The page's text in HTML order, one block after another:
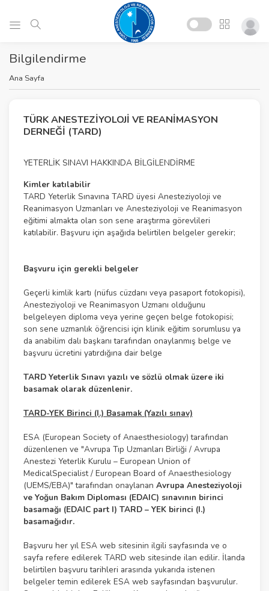
Bilgilendirme
Ana Sayfa
TÜRK ANESTEZİYOLOJİ VE REANİMASYON
DERNEĞİ (TARD)
YETERLİK SINAVI HAKKINDA BİLGİLENDİRME
Kimler katılabilir
TARD Yeterlik Sınavına TARD üyesi Anesteziyoloji ve
Reanimasyon Uzmanları ve Anesteziyoloji ve Reanimasyon
eğitimi almakta olan son sene araştırma görevlileri
katılabilir. Başvuru için aşağıda belirtilen belgeler gerekir;
Başvuru için gerekli belgeler
Geçerli kimlik kartı (nüfus cüzdanı veya pasaport fotokopisi),
Anesteziyoloji ve Reanimasyon Uzmanı olduğunu
belgeleyen diploma veya yerine geçen belge fotokopisi;
son sene uzmanlık öğrencisi için klinik eğitim sorumlusu ya
da anabilim dalı başkanı tarafından onaylanmış belge ve
başvuru ücretini yatırdığına dair belge
TARD Yeterlik Sınavı yazılı ve sözlü olmak üzere iki
basamak olarak düzenlenir.
TARD-YEK Birinci (I.) Basamak (Yazılı sınav)
ESA (European Society of Anaesthesiology) tarafından
düzenlenen ve "Avrupa Tıp Uzmanları Birliği / Avrupa
Anestezi Yeterlik Kurulu – European Union of
MedicalSpecialist / European Board of Anaesthesiology
(UEMS/EBA)" tarafından onaylanan Avrupa Anesteziyoloji
ve Yoğun Bakım Diploması (EDAIC) sınavının birinci
basamağı (EDAIC part I) TARD – YEK birinci (I.)
basamağıdır.
Başvuru her yıl ESA web sitesinin ilgili sayfasında ve o
sayfa refere edilerek TARD web sitesinde ilan edilir. İlanda
belirtilen başvuru tarihleri arasında yukarıda istenen
belgeler temin edilerek ESA web sayfasından başvurulur.